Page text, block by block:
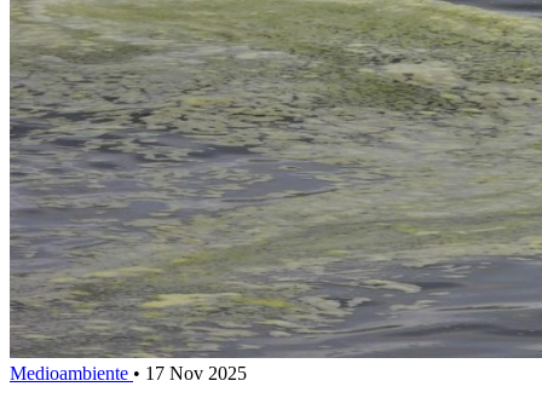
Medioambiente • 17 Nov 2025